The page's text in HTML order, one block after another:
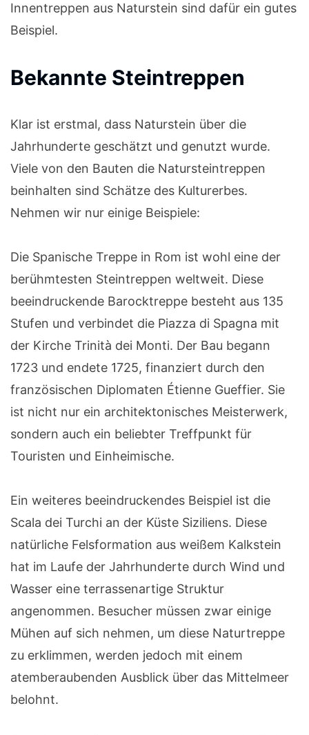
Innentreppen aus Naturstein sind dafür ein gutes
Beispiel.
Bekannte Steintreppen
Klar ist erstmal, dass Naturstein über die
Jahrhunderte geschätzt und genutzt wurde.
Viele von den Bauten die Natursteintreppen
beinhalten sind Schätze des Kulturerbes.
Nehmen wir nur einige Beispiele:
Die Spanische Treppe in Rom ist wohl eine der
berühmtesten Steintreppen weltweit. Diese
beeindruckende Barocktreppe besteht aus 135
Stufen und verbindet die Piazza di Spagna mit
der Kirche Trinità dei Monti. Der Bau begann
1723 und endete 1725, finanziert durch den
französischen Diplomaten Étienne Gueffier. Sie
ist nicht nur ein architektonisches Meisterwerk,
sondern auch ein beliebter Treffpunkt für
Touristen und Einheimische.
Ein weiteres beeindruckendes Beispiel ist die
Scala dei Turchi an der Küste Siziliens. Diese
natürliche Felsformation aus weißem Kalkstein
hat im Laufe der Jahrhunderte durch Wind und
Wasser eine terrassenartige Struktur
angenommen. Besucher müssen zwar einige
Mühen auf sich nehmen, um diese Naturtreppe
zu erklimmen, werden jedoch mit einem
atemberaubenden Ausblick über das Mittelmeer
belohnt.